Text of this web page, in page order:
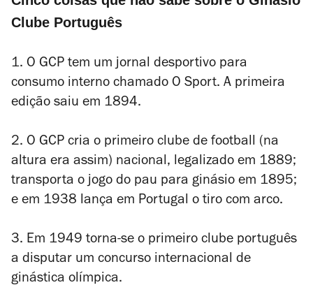
Clube Português
1. O GCP tem um jornal desportivo para
consumo interno chamado O Sport. A primeira
edição saiu em 1894.
2. O GCP cria o primeiro clube de football (na
altura era assim) nacional, legalizado em 1889;
transporta o jogo do pau para ginásio em 1895;
e em 1938 lança em Portugal o tiro com arco.
3. Em 1949 torna-se o primeiro clube português
a disputar um concurso internacional de
ginástica olímpica.